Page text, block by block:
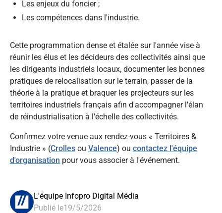
Les enjeux du foncier ;
Les compétences dans l'industrie.
Cette programmation dense et étalée sur l'année vise à
réunir les élus et les décideurs des collectivités ainsi que
les dirigeants industriels locaux, documenter les bonnes
pratiques de relocalisation sur le terrain, passer de la
théorie à la pratique et braquer les projecteurs sur les
territoires industriels français afin d'accompagner l'élan
de réindustrialisation à l'échelle des collectivités.
Confirmez votre venue aux rendez-vous « Territoires &
Industrie » (Crolles ou Valence) ou contactez l'équipe
d'organisation pour vous associer à l'événement.
L'équipe Infopro Digital Média
Publié le19/5/2026